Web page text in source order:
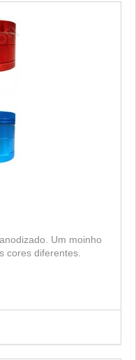
Um moinho
cores diferentes.